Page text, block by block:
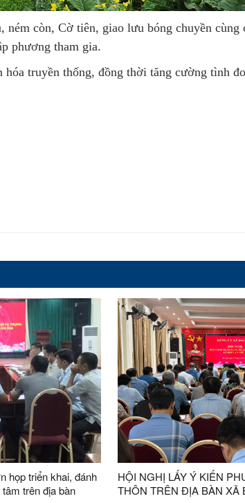
còn, Cờ tiên, giao lưu bóng chuyền cùng
phương tham gia.
truyền thống, đồng thời tăng cường tình
họp triển khai, đánh
trên địa bàn
HỘI NGHỊ LẤY Ý KIẾN
THÔN TRÊN ĐỊA BÀN XÃ